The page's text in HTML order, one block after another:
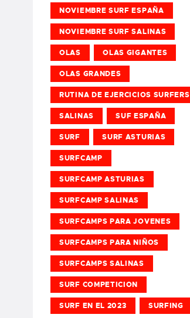
NOVIEMBRE SURF ESPAÑA
NOVIEMBRE SURF SALINAS
OLAS OLAS GIGANTES
OLAS GRANDES
RUTINA DE EJERCICIOS SURFERS
SALINAS SUF ESPAÑA
SURF SURF ASTURIAS
SURFCAMP
SURFCAMP ASTURIAS
SURFCAMP SALINAS
SURFCAMPS PARA JOVENES
SURFCAMPS PARA NIÑOS
SURFCAMPS SALINAS
SURF COMPETICION
SURF EN EL 2023 SURFING